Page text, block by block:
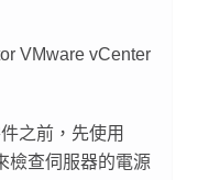
VMware vCenter
之前，先使用
檢查伺服器的電源